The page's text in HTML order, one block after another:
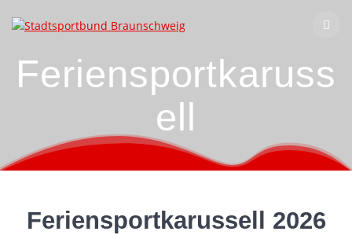
Inhalt
Feriensportkaruss
ell
Feriensportkarussell 2026